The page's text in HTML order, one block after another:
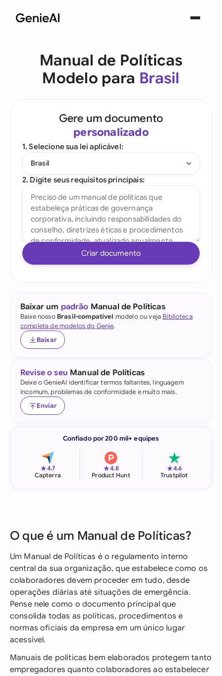
Manual de Políticas
Modelo para Brasil
Gere um documento
personalizado
1. Selecione sua lei aplicável:
Brasil
2. Digite seus requisitos principais:
Criar documento
Baixar um padrão Manual de Políticas
Baixe nosso Brasil-compatível modelo ou veja Biblioteca
completa de modelos do Genie.
Baixar
Revise o seu Manual de Políticas
Deixe o GenieAI identificar termos faltantes, linguagem
incomum, problemas de conformidade e muito mais.
Enviar
Confiado por 200 mil+ equipes
★4.7
Capterra
★4.8
Product Hunt
★4.6
Trustpilot
O que é um Manual de Políticas?
Um Manual de Políticas é o regulamento interno
central da sua organização, que estabelece como os
colaboradores devem proceder em tudo, desde
operações diárias até situações de emergência.
Pense nele como o documento principal que
consolida todas as políticas, procedimentos e
normas oficiais da empresa em um único lugar
acessível.
Manuais de políticas bem elaborados protegem tanto
empregadores quanto colaboradores ao estabelecer